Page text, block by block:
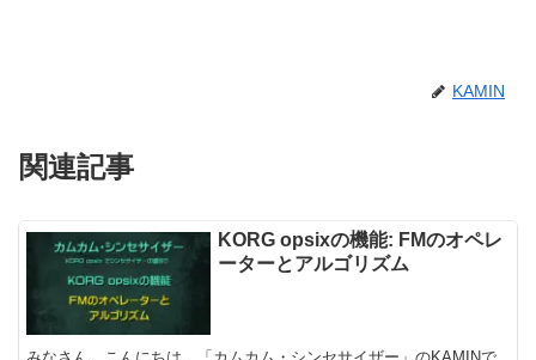
KAMIN
関連記事
KORG opsixの機能: FMのオペレ
ーターとアルゴリズム